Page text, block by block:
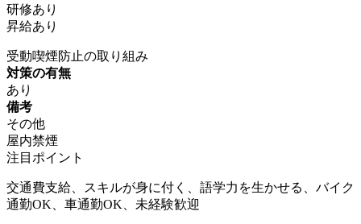
研修あり
昇給あり
受動喫煙防止の取り組み
対策の有無
あり
備考
その他
屋内禁煙
注目ポイント
交通費支給、スキルが身に付く、語学力を生かせる、バイク
通勤OK、車通勤OK、未経験歓迎